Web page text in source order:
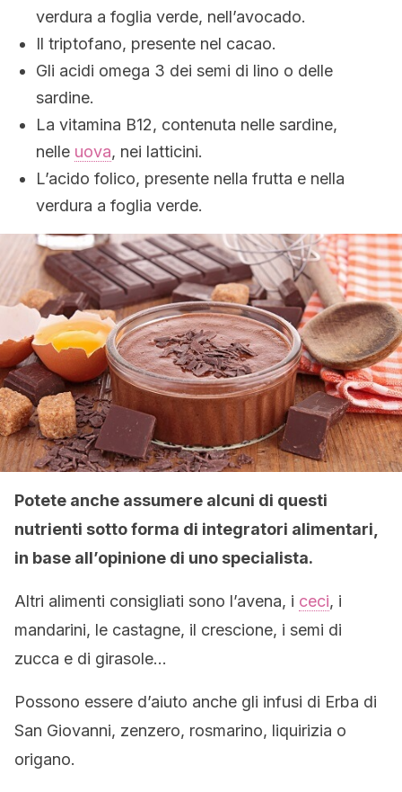
verdura a foglia verde, nell’avocado.
Il triptofano, presente nel cacao.
Gli acidi omega 3 dei semi di lino o delle
sardine.
La vitamina B12, contenuta nelle sardine,
nelle uova, nei latticini.
L’acido folico, presente nella frutta e nella
verdura a foglia verde.
Potete anche assumere alcuni di questi
nutrienti sotto forma di integratori alimentari,
in base all’opinione di uno specialista.
Altri alimenti consigliati sono l’avena, i ceci, i
mandarini, le castagne, il crescione, i semi di
zucca e di girasole…
Possono essere d’aiuto anche gli infusi di Erba di
San Giovanni, zenzero, rosmarino, liquirizia o
origano.